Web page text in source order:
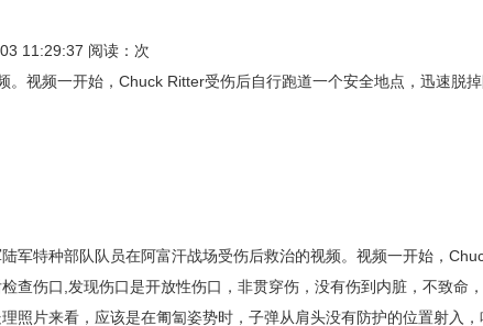
11:29:37 阅读：次
视频一开始，Chuck Ritter受伤后自行跑道一个安全地点，迅速脱
军特种部队队员在阿富汗战场受伤后救治的视频。视频一开始，
查伤口,发现伤口是开放性伤口，非贯穿伤，没有伤到内脏，不致命
照片来看，应该是在匍匐姿势时，子弹从肩头没有防护的位置射入